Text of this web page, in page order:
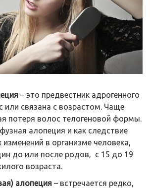
– это предвестник адрогенного
или связана с возрастом. Чаще
потеря волос телогеновой формы.
алопеция и как следствие
изменений в организме человека,
до или после родов, с 15 до 19
возраста.
алопеция – встречается редко,